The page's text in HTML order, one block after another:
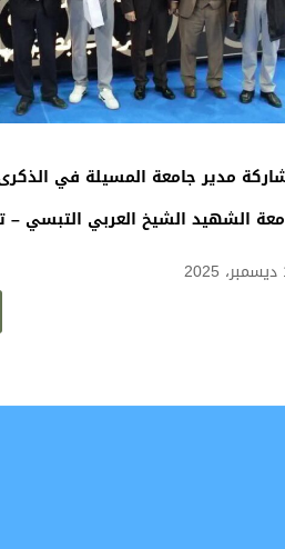
ندوة أدبية تاريخية بمناسبة مظاهرات 11 ديسمبر 1961
14 ديسمبر، 2025